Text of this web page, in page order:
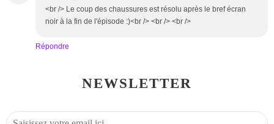
<br /> Le coup des chaussures est résolu après le bref écran
noir à la fin de l'épisode :)<br /> <br /> <br />
Répondre
NEWSLETTER